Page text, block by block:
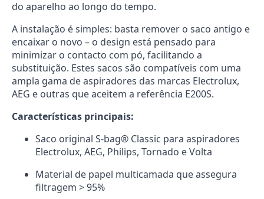
do aparelho ao longo do tempo.
A instalação é simples: basta remover o saco antigo e
encaixar o novo – o design está pensado para
minimizar o contacto com pó, facilitando a
substituição. Estes sacos são compatíveis com uma
ampla gama de aspiradores das marcas Electrolux,
AEG e outras que aceitem a referência E200S.
Características principais:
Saco original S-bag® Classic para aspiradores
Electrolux, AEG, Philips, Tornado e Volta
Material de papel multicamada que assegura
filtragem > 95%